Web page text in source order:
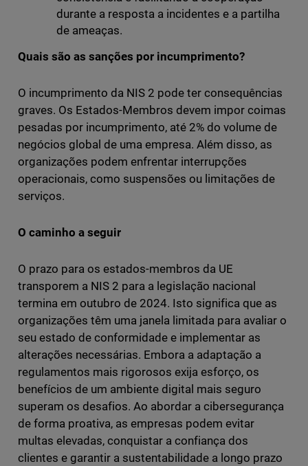
durante a resposta a incidentes e a partilha
de ameaças.
Quais são as sanções por incumprimento?
O incumprimento da NIS 2 pode ter consequências
graves. Os Estados-Membros devem impor coimas
pesadas por incumprimento, até 2% do volume de
negócios global de uma empresa. Além disso, as
organizações podem enfrentar interrupções
operacionais, como suspensões ou limitações de
serviços.
O caminho a seguir
O prazo para os estados-membros da UE
transporem a NIS 2 para a legislação nacional
termina em outubro de 2024. Isto significa que as
organizações têm uma janela limitada para avaliar o
seu estado de conformidade e implementar as
alterações necessárias. Embora a adaptação a
regulamentos mais rigorosos exija esforço, os
benefícios de um ambiente digital mais seguro
superam os desafios. Ao abordar a cibersegurança
de forma proativa, as empresas podem evitar
multas elevadas, conquistar a confiança dos
clientes e garantir a sustentabilidade a longo prazo